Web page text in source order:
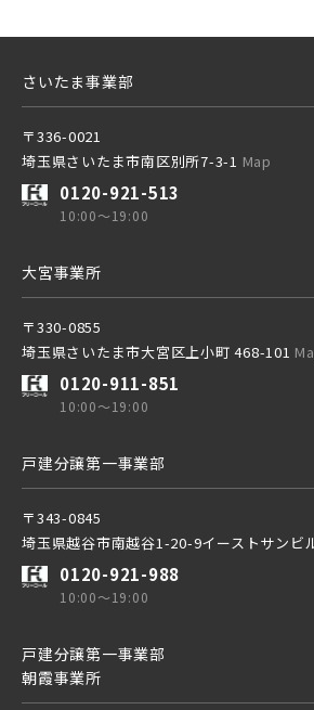
その他鉄道
東京メトロ千代田線
北総鉄道
埼玉高速鉄道
東京メトロ東西線
都営新宿線
JR中央線
東武日光線
京成線
小学校まで徒歩圏
さいたま事業部
〒336-0021
埼玉県さいたま市南区別所7-3-1 Map
0120-921-513
10:00～19:00
大宮事業所
〒330-0855
埼玉県さいたま市大宮区上小町 468-101
0120-911-851
10:00～19:00
戸建分譲第一事業部
〒343-0845
埼玉県越谷市南越谷1-20-9イーストサンビ
0120-921-988
10:00～19:00
戸建分譲第一事業部
朝霞事業所